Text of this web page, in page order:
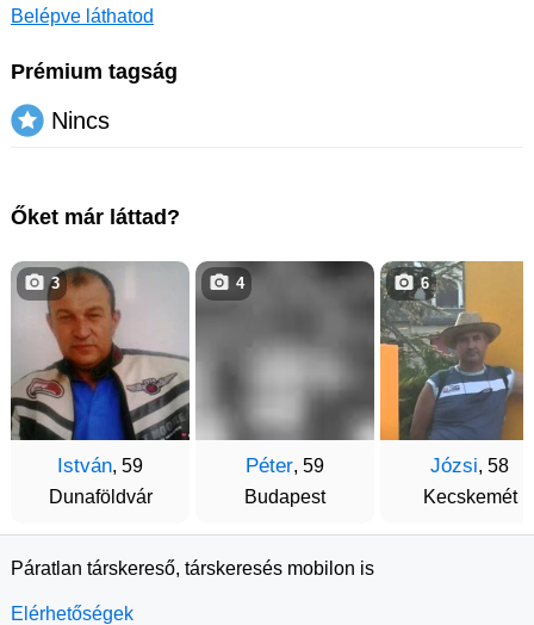
Belépve láthatod
Prémium tagság
Nincs
Őket már láttad?
István, 59
Dunaföldvár
3
Péter, 59
Budapest
4
Józsi, 58
Kecskemét
6
Páratlan társkereső, társkeresés mobilon is
Elérhetőségek